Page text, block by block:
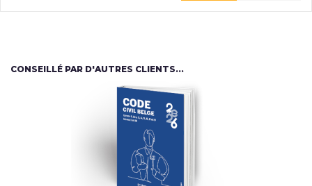
CONSEILLÉ PAR D'AUTRES CLIENTS...